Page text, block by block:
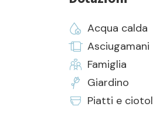
Acqua calda
Asciugamani
Famiglia
Giardino
Piatti e